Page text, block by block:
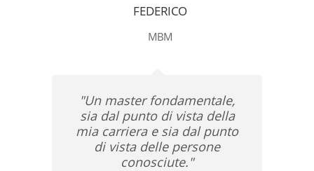
FEDERICO
MBM
"Un master fondamentale,
sia dal punto di vista della
mia carriera e sia dal punto
di vista delle persone
conosciute."